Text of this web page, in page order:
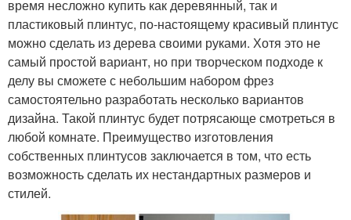
время несложно купить как деревянный, так и
пластиковый плинтус, по-настоящему красивый плинтус
можно сделать из дерева своими руками. Хотя это не
самый простой вариант, но при творческом подходе к
делу вы сможете с небольшим набором фрез
самостоятельно разработать несколько вариантов
дизайна. Такой плинтус будет потрясающе смотреться в
любой комнате. Преимущество изготовления
собственных плинтусов заключается в том, что есть
возможность сделать их нестандартных размеров и
стилей.